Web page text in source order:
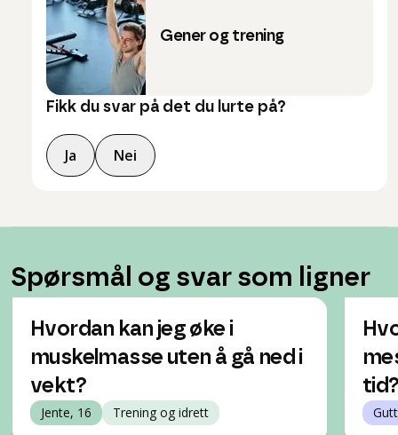
Gener og trening
Fikk du svar på det du lurte på?
Ja Nei
Spørsmål og svar som ligner
Hvordan kan jeg øke i
muskelmasse uten å gå ned i
vekt?
Jente, 16 Trening og idrett